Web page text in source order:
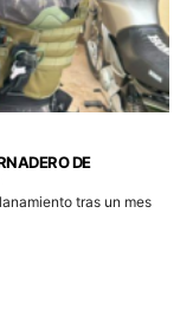
DE
tras un mes